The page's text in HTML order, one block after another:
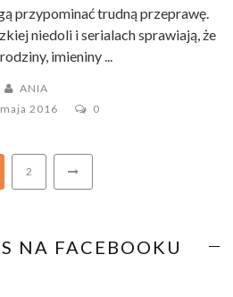
przypominać trudną przeprawę.
niedoli i serialach sprawiają, że
imieniny ...
ANIA
2016
0
2
NA FACEBOOKU